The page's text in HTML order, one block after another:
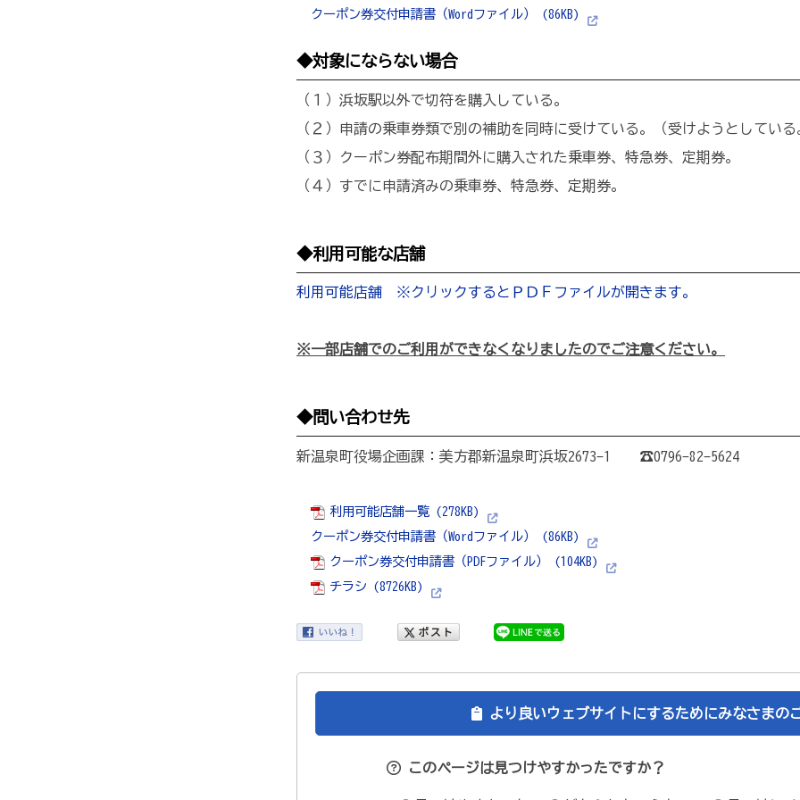
クーポン券交付申請書（Wordファイル） (86KB)
◆対象にならない場合
（１）浜坂駅以外で切符を購入している。
（２）申請の乗車券類で別の補助を同時に受けている。（受けようとしている
（３）クーポン券配布期間外に購入された乗車券、特急券、定期券。
（４）すでに申請済みの乗車券、特急券、定期券。
◆利用可能な店舗
利用可能店舗 ※クリックするとＰＤＦファイルが開きます。
※一部店舗でのご利用ができなくなりましたのでご注意ください。
◆問い合わせ先
新温泉町役場企画課：美方郡新温泉町浜坂2673-1 ☎0796-82-5624
利用可能店舗一覧 (278KB)
クーポン券交付申請書（Wordファイル） (86KB)
クーポン券交付申請書（PDFファイル） (104KB)
チラシ (8726KB)
より良いウェブサイトにするためにみなさまの
このページは見つけやすかったですか？